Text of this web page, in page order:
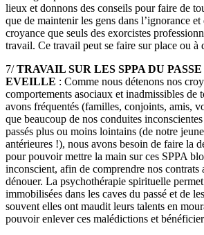
lieux et donnons des conseils pour faire de
que de maintenir les gens dans l’ignorance
croyance que seuls des exorcistes
travail. Ce travail peut se faire sur place ou à
7/TRAVAIL SUR LES SPPA DU
EVEILLE : Comme nous détenons nos
comportements asociaux et inadmissibles de
avons fréquentés (familles, conjoints, amis,
que beaucoup de nos conduites
passés plus ou moins lointains (de notre
antérieures !), nous avons besoin de faire la
pour pouvoir mettre la main sur ces SPPA
inconscient, afin de comprendre nos contrats
dénouer. La psychothérapie spirituelle
immobilisées dans les caves du passé et de
souvent elles ont maudit leurs talents en
pouvoir enlever ces malédictions et